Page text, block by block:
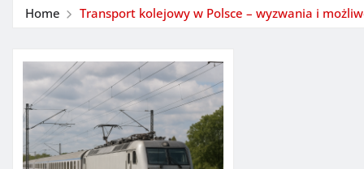
Home Transport kolejowy w Polsce – wyzwania i